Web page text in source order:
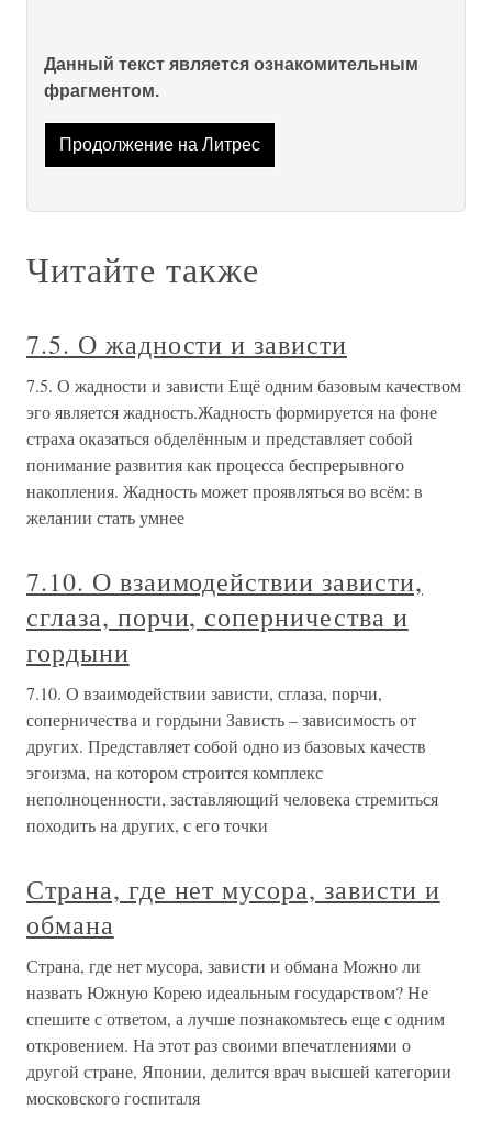
Данный текст является ознакомительным
фрагментом.
Продолжение на Литрес
Читайте также
7.5. О жадности и зависти
7.5. О жадности и зависти Ещё одним базовым качеством
эго является жадность.Жадность формируется на фоне
страха оказаться обделённым и представляет собой
понимание развития как процесса беспрерывного
накопления. Жадность может проявляться во всём: в
желании стать умнее
7.10. О взаимодействии зависти,
сглаза, порчи, соперничества и
гордыни
7.10. О взаимодействии зависти, сглаза, порчи,
соперничества и гордыни Зависть – зависимость от
других. Представляет собой одно из базовых качеств
эгоизма, на котором строится комплекс
неполноценности, заставляющий человека стремиться
походить на других, с его точки
Страна, где нет мусора, зависти и
обмана
Страна, где нет мусора, зависти и обмана Можно ли
назвать Южную Корею идеальным государством? Не
спешите с ответом, а лучше познакомьтесь еще с одним
откровением. На этот раз своими впечатлениями о
другой стране, Японии, делится врач высшей категории
московского госпиталя